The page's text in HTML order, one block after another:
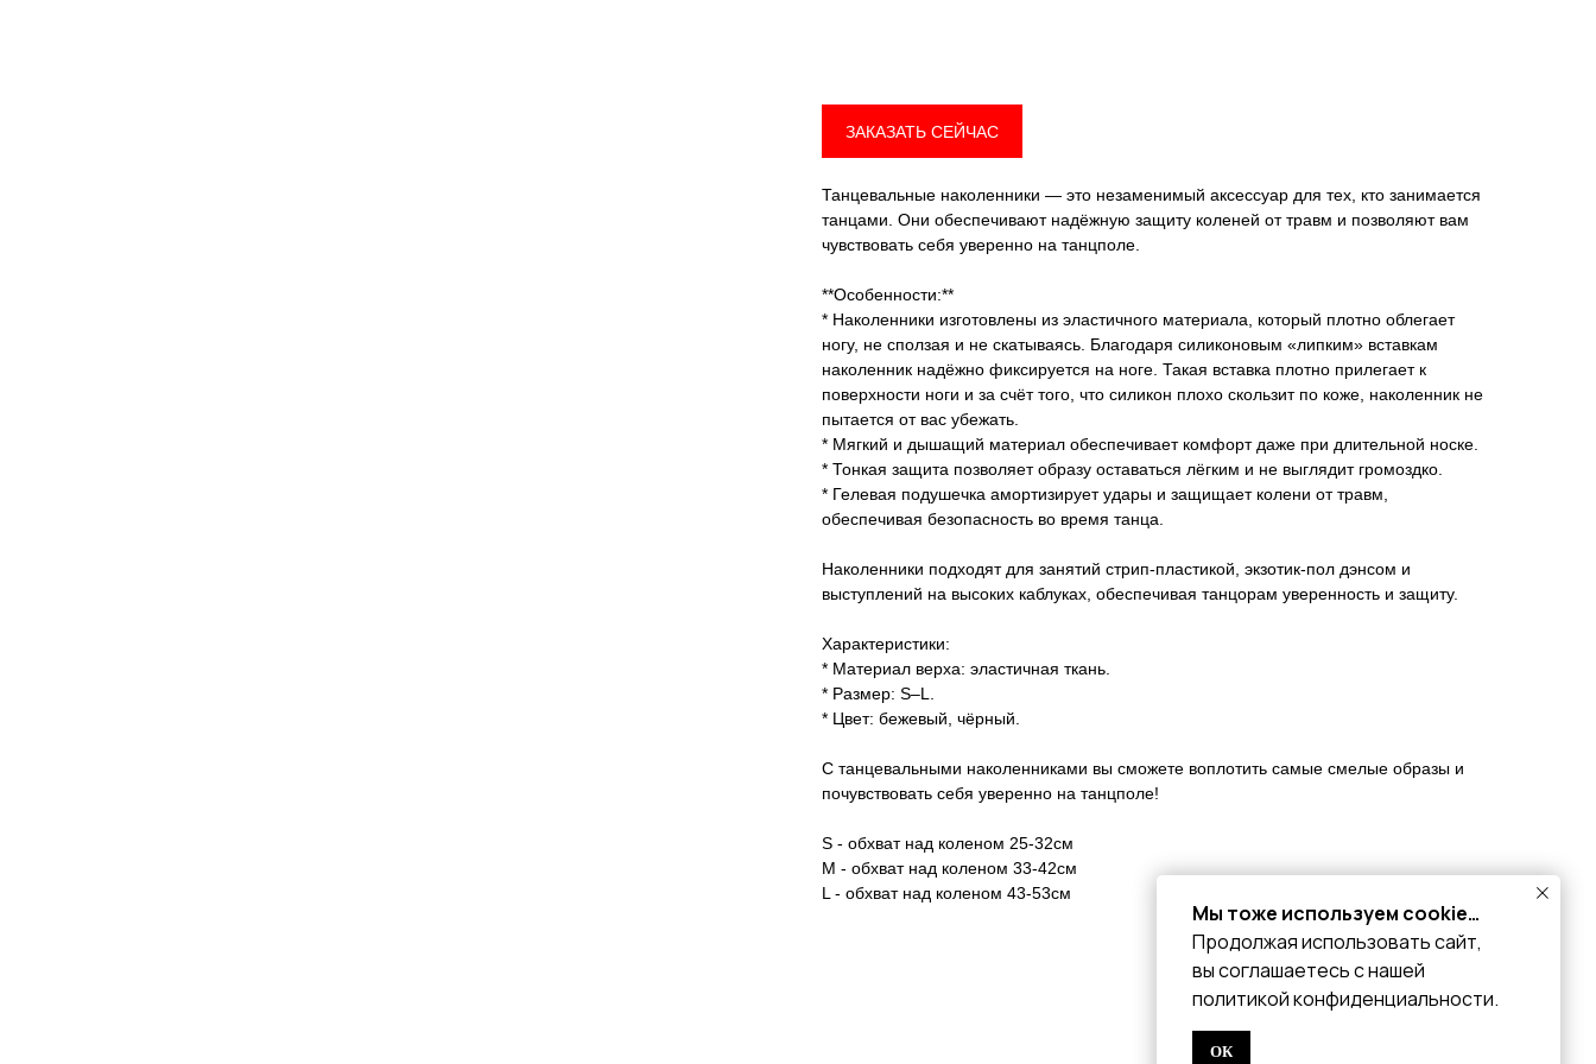
Отправить
Нажимая на кнопку, вы даете согласие на обработку своих
Подробнее
Мы тоже используем cookie…
Продолжая использовать сайт,
вы соглашаетесь с нашей
политикой конфиденциальности.
ОК
ЗАКАЗАТЬ СЕЙЧАС
Танцевальные наколенники — это незаменимый аксессуар для тех, кто занимается
танцами. Они обеспечивают надёжную защиту коленей от травм и позволяют вам
чувствовать себя уверенно на танцполе.
**Особенности:**
* Наколенники изготовлены из эластичного материала, который плотно облегает
ногу, не сползая и не скатываясь. Благодаря силиконовым «липким» вставкам
наколенник надёжно фиксируется на ноге. Такая вставка плотно прилегает к
поверхности ноги и за счёт того, что силикон плохо скользит по коже, наколенник не
пытается от вас убежать.
* Мягкий и дышащий материал обеспечивает комфорт даже при длительной носке.
* Тонкая защита позволяет образу оставаться лёгким и не выглядит громоздко.
* Гелевая подушечка амортизирует удары и защищает колени от травм,
обеспечивая безопасность во время танца.
Наколенники подходят для занятий стрип-пластикой, экзотик-пол дэнсом и
выступлений на высоких каблуках, обеспечивая танцорам уверенность и защиту.
Характеристики:
* Материал верха: эластичная ткань.
* Размер: S–L.
* Цвет: бежевый, чёрный.
С танцевальными наколенниками вы сможете воплотить самые смелые образы и
почувствовать себя уверенно на танцполе!
S - обхват над коленом 25-32см
M - обхват над коленом 33-42см
L - обхват над коленом 43-53см